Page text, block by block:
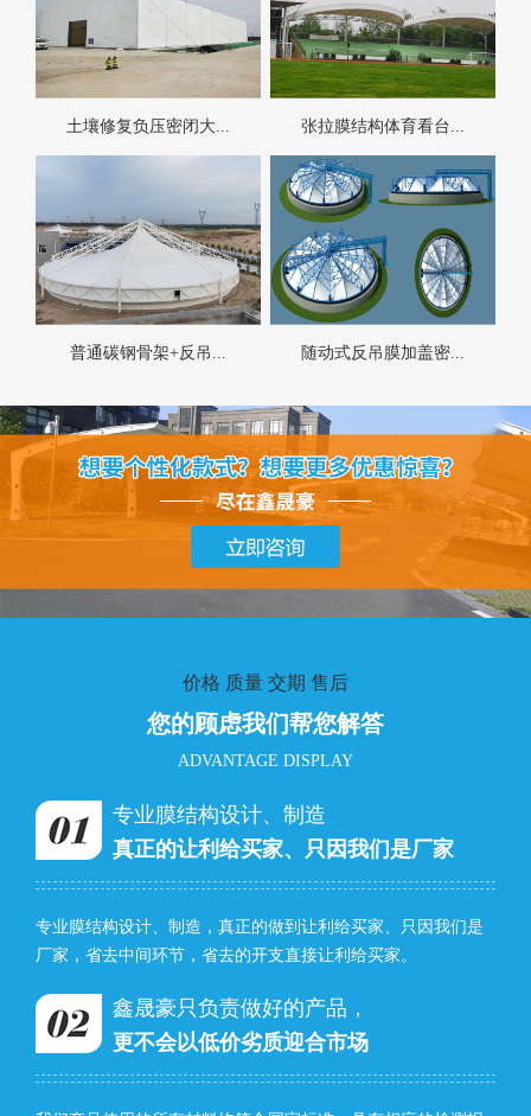
土壤修复负压密闭大... 张拉膜结构体育看台...
普通碳钢骨架+反吊... 随动式反吊膜加盖密...
价格 质量 交期 售后
您的顾虑我们帮您解答
ADVANTAGE DISPLAY
专业膜结构设计、制造
真正的让利给买家、只因我们是厂家
专业膜结构设计、制造，真正的做到让利给买家、只因我们是
厂家，省去中间环节，省去的开支直接让利给买家。
鑫晟豪只负责做好的产品，
更不会以低价劣质迎合市场